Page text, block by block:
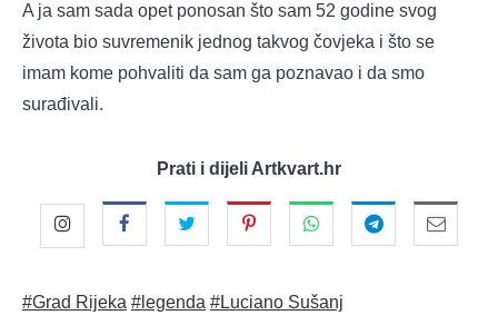
A ja sam sada opet ponosan što sam 52 godine svog
života bio suvremenik jednog takvog čovjeka i što se
imam kome pohvaliti da sam ga poznavao i da smo
surađivali.
Prati i dijeli Artkvart.hr
#Grad Rijeka #legenda #Luciano Sušanj